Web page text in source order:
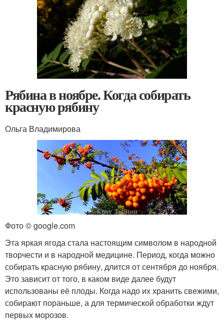
Рябина в ноябре. Когда собирать
красную рябину
Ольга Владимирова
Фото © google.com
Эта яркая ягода стала настоящим символом в народной
творчести и в народной медицине. Период, когда можно
собирать красную рябину, длится от сентября до ноября.
Это зависит от того, в каком виде далее будут
использованы её плоды. Когда надо их хранить свежими,
собирают пораньше, а для термической обработки ждут
первых морозов.